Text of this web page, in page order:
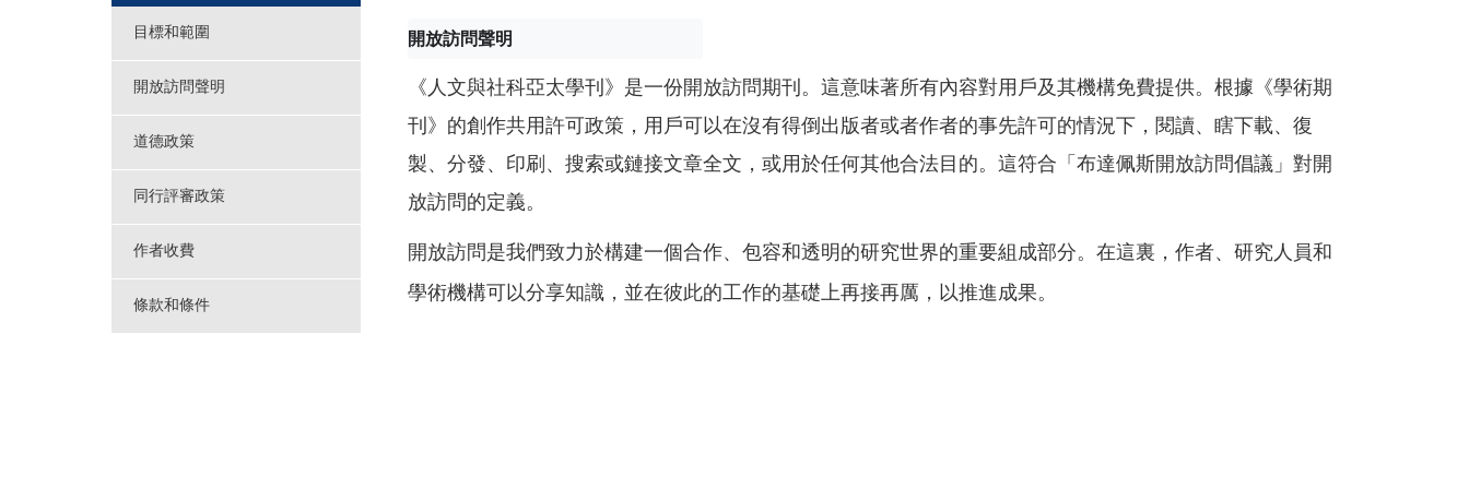
目標和範圍
開放訪問聲明
道德政策
同行評審政策
作者收費
條款和條件
開放訪問聲明
《人文與社科亞太學刊》是一份開放訪問期刊。這意味著所有內容對用戶及其機構免費提供。根據《學術期
刊》的創作共用許可政策，用戶可以在沒有得倒出版者或者作者的事先許可的情況下，閱讀、瞎下載、復
製、分發、印刷、搜索或鏈接文章全文，或用於任何其他合法目的。這符合「布達佩斯開放訪問倡議」對開
放訪問的定義。
開放訪問是我們致力於構建一個合作、包容和透明的研究世界的重要組成部分。在這裏，作者、研究人員和
學術機構可以分享知識，並在彼此的工作的基礎上再接再厲，以推進成果。